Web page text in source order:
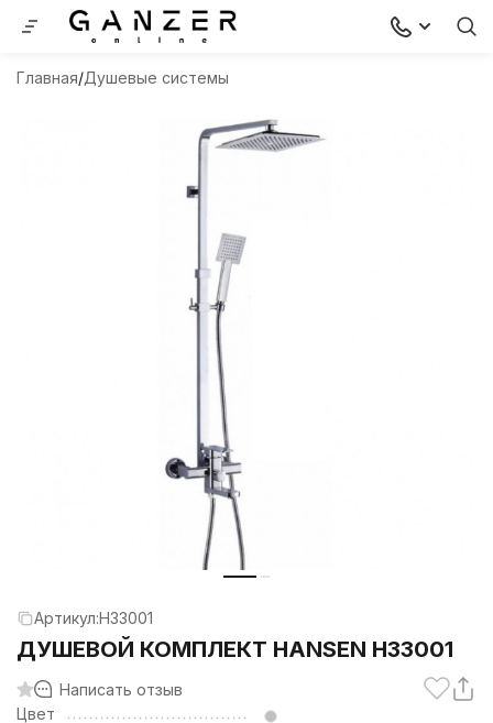
Главная Душевые системы
Артикул:H33001
ДУШЕВОЙ КОМПЛЕКТ HANSEN H33001
Написать отзыв
Цвет